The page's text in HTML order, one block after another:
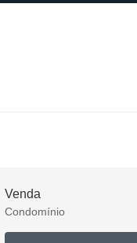
Venda
Condomínio